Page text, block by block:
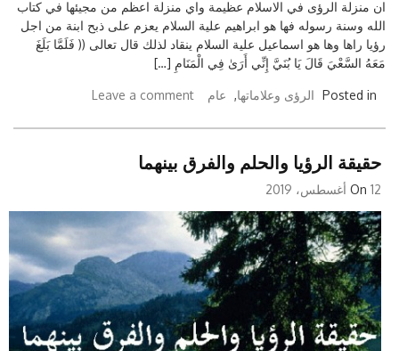
ان منزلة الرؤى في الاسلام عظيمة واي منزلة اعظم من مجيئها في كتاب
الله وسنة رسوله فها هو ابراهيم علية السلام يعزم على ذبح ابنة من اجل
رؤيا راها وها هو اسماعيل علية السلام ينقاد لذلك قال تعالى (( فَلَمَّا بَلَغَ
مَعَهُ السَّعْيَ قَالَ يَا بُنَيَّ إِنِّي أَرَىٰ فِي الْمَنَامِ […]
Posted in الرؤى وعلاماتها, عام Leave a comment
حقيقة الرؤيا والحلم والفرق بينهما
On 12 أغسطس، 2019